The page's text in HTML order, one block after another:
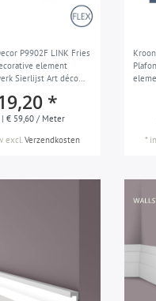
P9902F LINK Fries
element
Sierlijst Art déco
*
| € 59,60 / Meter
excl.Verzendkosten
*